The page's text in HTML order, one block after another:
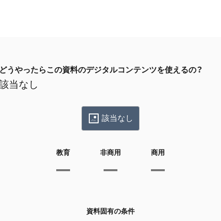
どうやったらこの資料のデジタルコンテンツを使えるの？
当なし
該当なし
教育 非商用 商用
資料固有の条件